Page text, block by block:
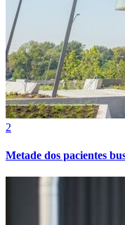
Botafogo
2
Metade dos pacientes